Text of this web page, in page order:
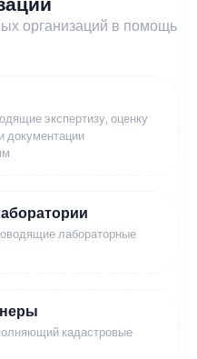
организаций в помощь
экспертизу, оценку
документации
лабораторные
кадастровые